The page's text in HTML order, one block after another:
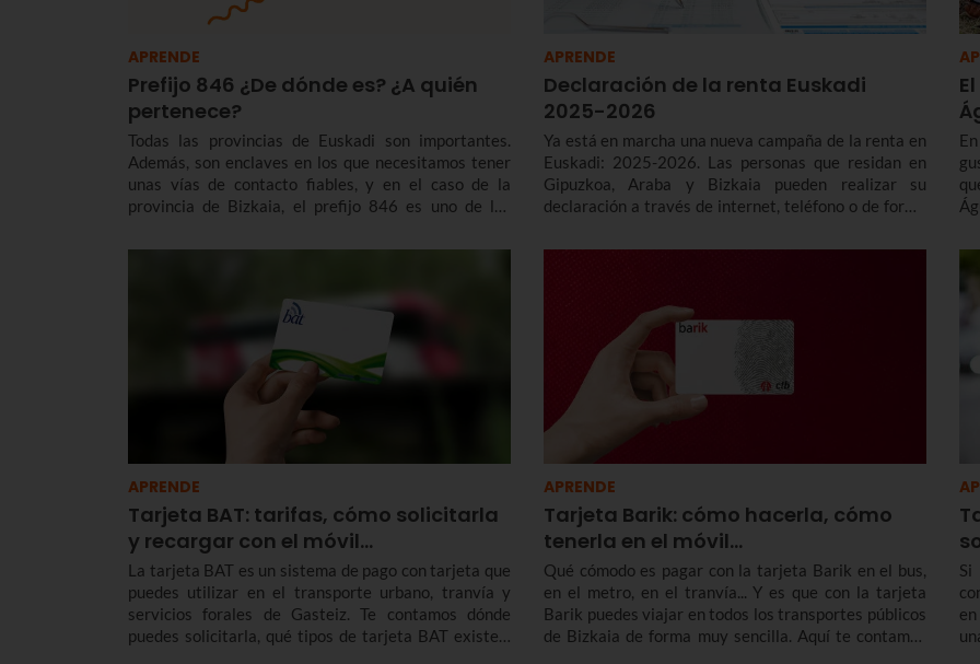
APRENDE
Prefijo 846 ¿De dónde es? ¿A quién
pertenece?
Todas las provincias de Euskadi son importantes.
Además, son enclaves en los que necesitamos tener
unas vías de contacto fiables, y en el caso de la
provincia de Bizkaia, el prefijo 846 es uno de los
particulares y a las empresas que se encuentran aquí.
APRENDE
Declaración de la renta Euskadi
2025-2026
Ya está en marcha una nueva campaña de la renta en
Euskadi: 2025-2026. Las personas que residan en
Gipuzkoa, Araba y Bizkaia pueden realizar su
declaración a través de internet, teléfono o de forma
modalidades y principales deducciones.
APRENDE
Tarjeta BAT: tarifas, cómo solicitarla
y recargar con el móvil…
La tarjeta BAT es un sistema de pago con tarjeta que
puedes utilizar en el transporte urbano, tranvía y
servicios forales de Gasteiz. Te contamos dónde
puedes solicitarla, qué tipos de tarjeta BAT existen,
APRENDE
Tarjeta Barik: cómo hacerla, cómo
tenerla en el móvil...
Qué cómodo es pagar con la tarjeta Barik en el bus,
en el metro, en el tranvía... Y es que con la tarjeta
Barik puedes viajar en todos los transportes públicos
de Bizkaia de forma muy sencilla. Aquí te contamos